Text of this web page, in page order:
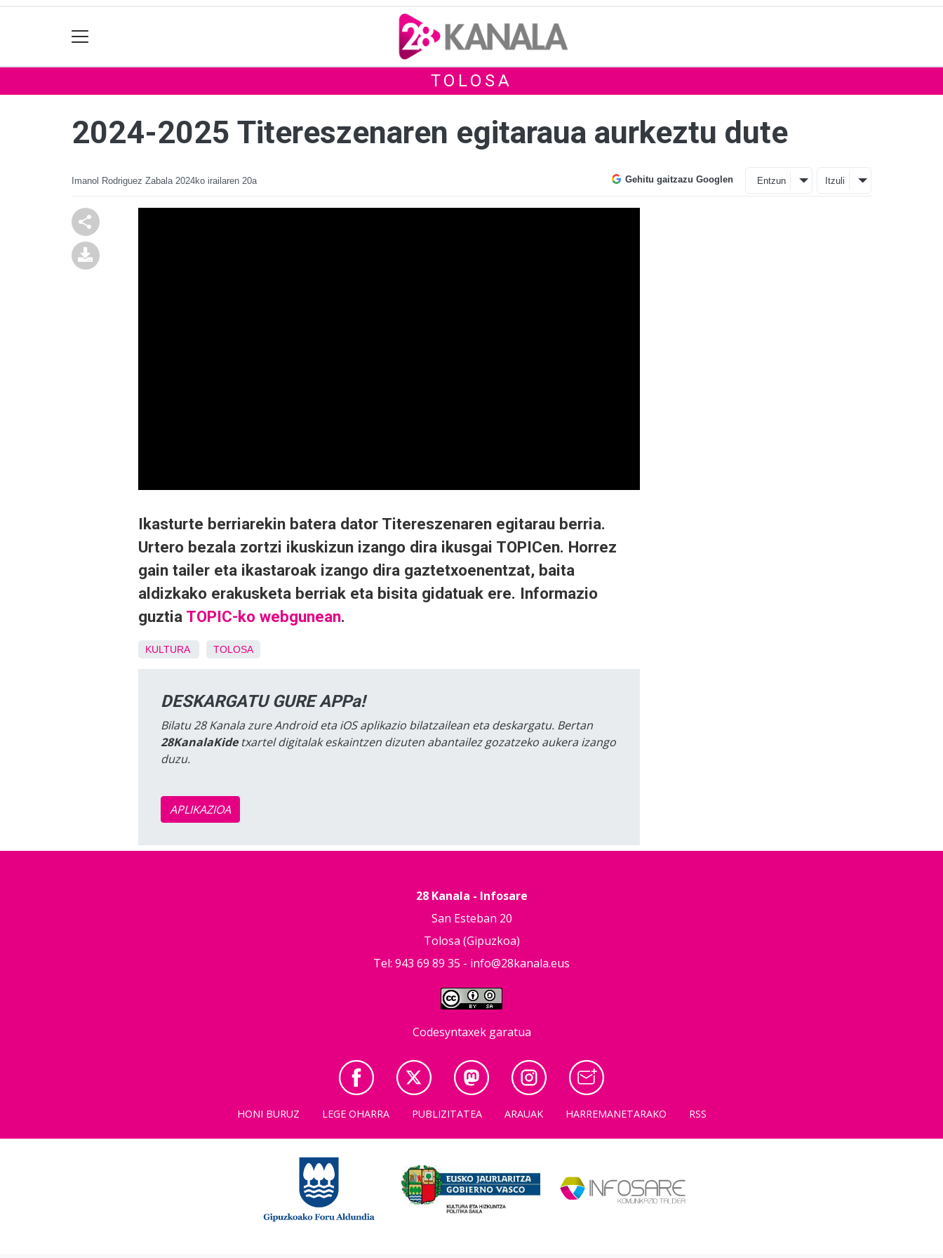
TOLOSA
2024-2025 Titereszenaren egitaraua aurkeztu dute
Imanol Rodriguez Zabala 2024ko irailaren 20a Gehitu gaitzazu Googlen Entzun Itzuli
Ikasturte berriarekin batera dator Titereszenaren egitarau berria.
Urtero bezala zortzi ikuskizun izango dira ikusgai TOPICen. Horrez
gain tailer eta ikastaroak izango dira gaztetxoenentzat, baita
aldizkako erakusketa berriak eta bisita gidatuak ere. Informazio
guztia TOPIC-ko webgunean.
KULTURA TOLOSA
DESKARGATU GURE APPa!
Bilatu 28 Kanala zure Android eta iOS aplikazio bilatzailean eta deskargatu. Bertan
28KanalaKidetxartel digitalak eskaintzen dizuten abantailez gozatzeko aukera izango
duzu.
APLIKAZIOA
28 Kanala - Infosare
San Esteban 20
Tolosa (Gipuzkoa)
Tel: 943 69 89 35 - info@28kanala.eus
Codesyntaxek garatua
HONI BURUZ LEGE OHARRA PUBLIZITATEA ARAUAK HARREMANETARAKO RSS